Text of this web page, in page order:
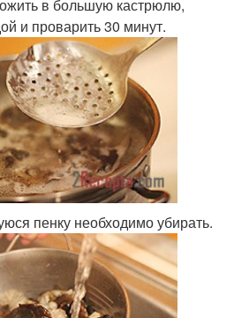
в большую кастрюлю,
и проварить 30 минут.
пенку необходимо убирать.